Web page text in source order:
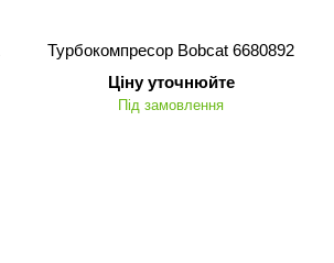
Турбокомпресор Bobcat 6680892
Ціну уточнюйте
Під замовлення